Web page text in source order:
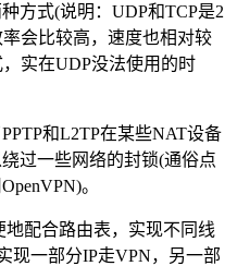
方式(说明：UDP和TCP是2
会比较高，速度也相对较
实在UDP没法使用的时
和L2TP在某些NAT设备
过一些网络的封锁(通俗点
。
地配合路由表，实现不同线
现一部分IP走VPN，另一部